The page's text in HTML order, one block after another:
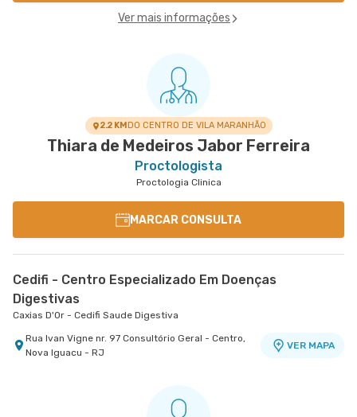
Ver mais informações
2.2 KMDO CENTRO DE VILA MARANHÃO
Thiara de Medeiros Jabor Ferreira
Proctologista
Proctologia Clinica
MARCAR CONSULTA
Cedifi - Centro Especializado Em Doenças
Digestivas
Caxias D'Or - Cedifi Saude Digestiva
Rua Ivan Vigne nr. 97 Consultório Geral - Centro,
Nova Iguacu - RJ
VER MAPA